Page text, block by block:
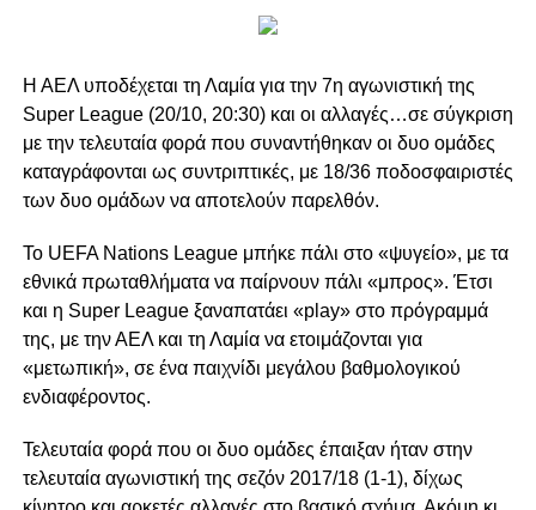
Η ΑΕΛ υποδέχεται τη Λαμία για την 7η αγωνιστική της
Super League (20/10, 20:30) και οι αλλαγές…σε σύγκριση
με την τελευταία φορά που συναντήθηκαν οι δυο ομάδες
καταγράφονται ως συντριπτικές, με 18/36 ποδοσφαιριστές
των δυο ομάδων να αποτελούν παρελθόν.
Το UEFA Nations League μπήκε πάλι στο «ψυγείο», με τα
εθνικά πρωταθλήματα να παίρνουν πάλι «μπρος». Έτσι
και η Super League ξαναπατάει «play» στο πρόγραμμά
της, με την ΑΕΛ και τη Λαμία να ετοιμάζονται για
«μετωπική», σε ένα παιχνίδι μεγάλου βαθμολογικού
ενδιαφέροντος.
Τελευταία φορά που οι δυο ομάδες έπαιξαν ήταν στην
τελευταία αγωνιστική της σεζόν 2017/18 (1-1), δίχως